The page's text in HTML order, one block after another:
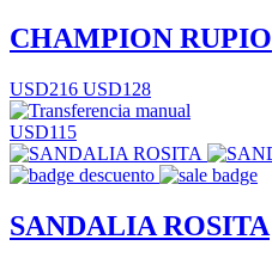
CHAMPION RUPIO
USD216 USD128
USD115
SANDALIA ROSITA